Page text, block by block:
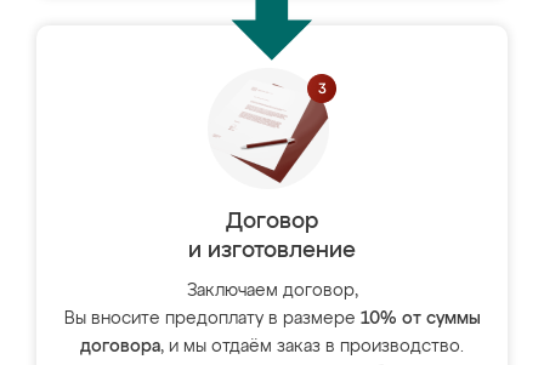
Договор
и изготовление
Заключаем договор,
Вы вносите предоплату в размере 10% от суммы
договора, и мы отдаём заказ в производство.